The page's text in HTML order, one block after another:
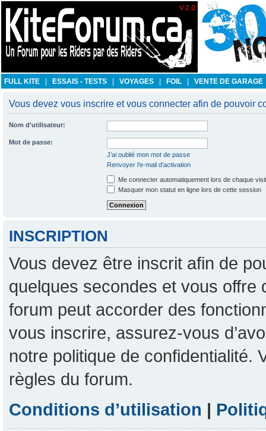
FULL KITE ESSAIS - TESTS VOYAGES FOIL VENTE DE GARAGE
Vous devez vous inscrire et vous connecter afin de pouvoir
Nom d’utilisateur:
Mot de passe:
J’ai oublié mon mot de passe
Renvoyer l’e-mail d’activation
Me connecter automatiquement lors de chaque
Masquer mon statut en ligne lors de cette session
INSCRIPTION
Vous devez être inscrit afin de
quelques secondes et vous offre
forum peut accorder des
vous inscrire, assurez-vous
notre politique de confidentialité.
règles du forum.
Conditions d’utilisation |